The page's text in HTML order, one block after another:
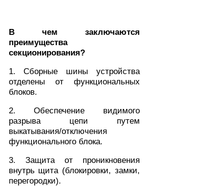
В чем заключаются
преимущества
секционирования?
1. Сборные шины устройства
отделены от функциональных
блоков.
2. Обеспечение видимого
разрыва цепи путем
выкатывания/отключения
функционального блока.
3. Защита от проникновения
внутрь щита (блокировки, замки,
перегородки).